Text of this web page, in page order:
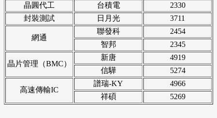
晶圓代工
台積電
2330
封裝測試
日月光 3711
網通
聯發科
2454
智邦
2345
晶片管理（BMC）
新唐
4919
信驊
5274
高速傳輸IC
譜瑞-KY
4966
祥碩
5269